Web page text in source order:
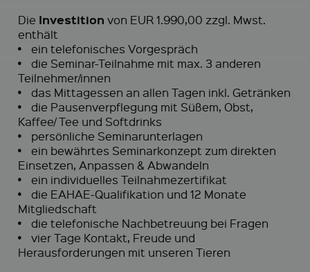
Die Investition von EUR 1.990,00 zzgl. Mwst.
enthält
• ein telefonisches Vorgespräch
•
die Seminar-Teilnahme mit max. 3 anderen
Teilnehmer/innen
• das Mittagessen an allen Tagen inkl. Getränken
•
die Pausenverpflegung mit Süßem, Obst,
Kaffee/ Tee und Softdrinks
• persönliche Seminarunterlagen
•
ein bewährtes Seminarkonzept zum direkten
Einsetzen, Anpassen & Abwandeln
• ein individuelles Teilnahmezertifikat
•
die EAHAE-Qualifikation und 12 Monate
Mitgliedschaft
• die telefonische Nachbetreuung bei Fragen
•
vier Tage Kontakt, Freude und
Herausforderungen mit unseren Tieren